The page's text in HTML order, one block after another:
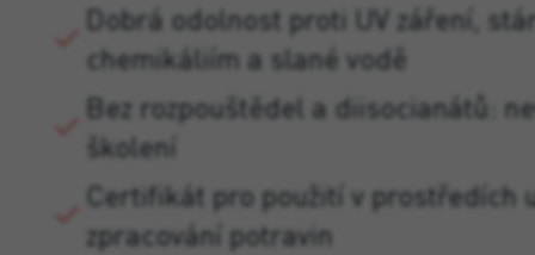
Dobrá odolnost proti UV záření,
chemikáliím a slané vodě
Bez rozpouštědel a diisocianátů:
školení
Certifikát pro použití v prostředích
zpracování potravin